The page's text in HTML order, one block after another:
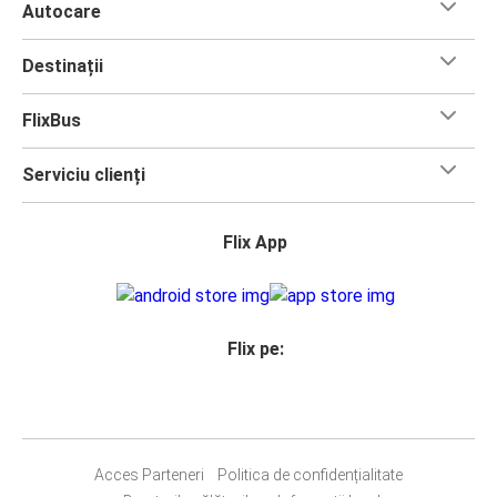
Autocare
Destinații
FlixBus
Serviciu clienți
Flix App
Flix pe:
Acces Parteneri
Politica de confidențialitate